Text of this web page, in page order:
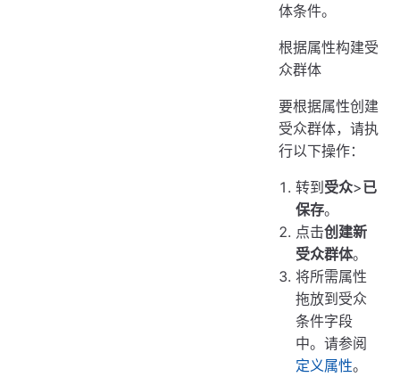
体条件。
根据属性构建受
众群体
要根据属性创建
受众群体，请执
行以下操作：
转到受众>已
保存。
点击创建新
受众群体。
将所需属性
拖放到受众
条件字段
中。请参阅
定义属性。